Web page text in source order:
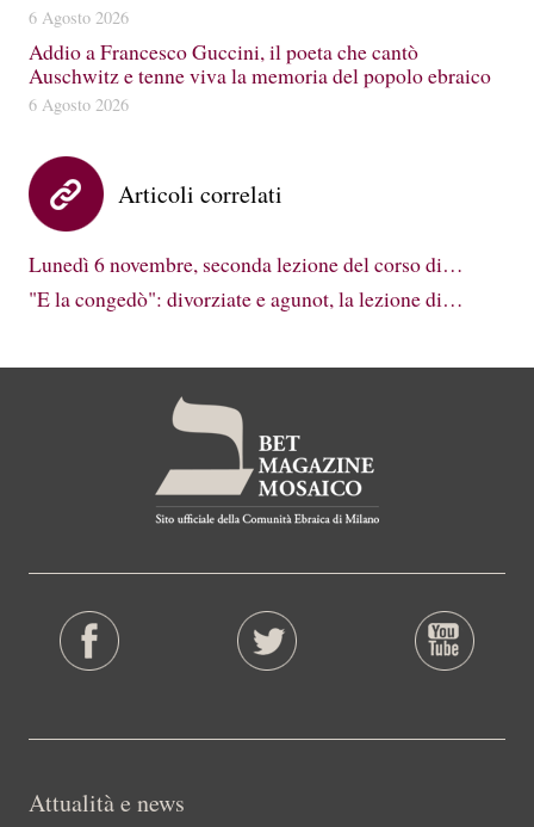
6 Agosto 2026
Addio a Francesco Guccini, il poeta che cantò
Auschwitz e tenne viva la memoria del popolo ebraico
6 Agosto 2026
Articoli correlati
Lunedì 6 novembre, seconda lezione del corso di…
"E la congedò": divorziate e agunot, la lezione di…
Attualità e news